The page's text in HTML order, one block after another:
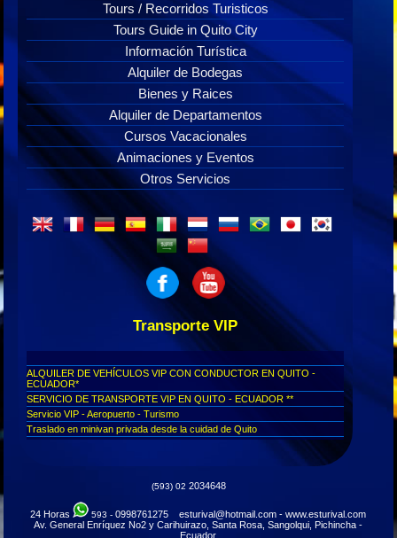
Tours / Recorridos Turisticos
Tours Guide in Quito City
Información Turística
Alquiler de Bodegas
Bienes y Raices
Alquiler de Departamentos
Cursos Vacacionales
Animaciones y Eventos
Otros Servicios
Transporte VIP
ALQUILER DE VEHÍCULOS VIP CON CONDUCTOR EN QUITO -
ECUADOR*
SERVICIO DE TRANSPORTE VIP EN QUITO - ECUADOR **
Servicio VIP - Aeropuerto - Turismo
Traslado en minivan privada desde la cuidad de Quito
Turismo para personas diplomáticas
Servicio ejecutivo desde Quito a todo el Ecuador
Transoirte VIP ejecutivo para embajadas privado
(593) 02 2034648
24 Horas 593 - 0998761275 esturival@hotmail.com - www.esturival.com
Av. General Enríquez No2 y Carihuirazo, Santa Rosa, Sangolqui, Pichincha -
Ecuador